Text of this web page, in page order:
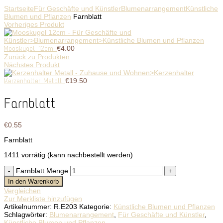
StartseiteFür Geschäfte und KünstlerBlumenarrangementKünstliche
Blumen und Pflanzen Farnblatt
Vorheriges Produkt
Mooskugel 12cm €4.00
Zurück zu Produkten
Nächstes Produkt
Kerzenhalter Metall €19.50
Farnblatt
€0.55
Farnblatt
1411 vorrätig (kann nachbestellt werden)
Farnblatt Menge
In den Warenkorb
Vergleichen
Zur Merkliste hinzufügen
Artikelnummer: R.E203 Kategorie: Künstliche Blumen und Pflanzen
Schlagwörter: Blumenarrangement, Für Geschäfte und Künstler,